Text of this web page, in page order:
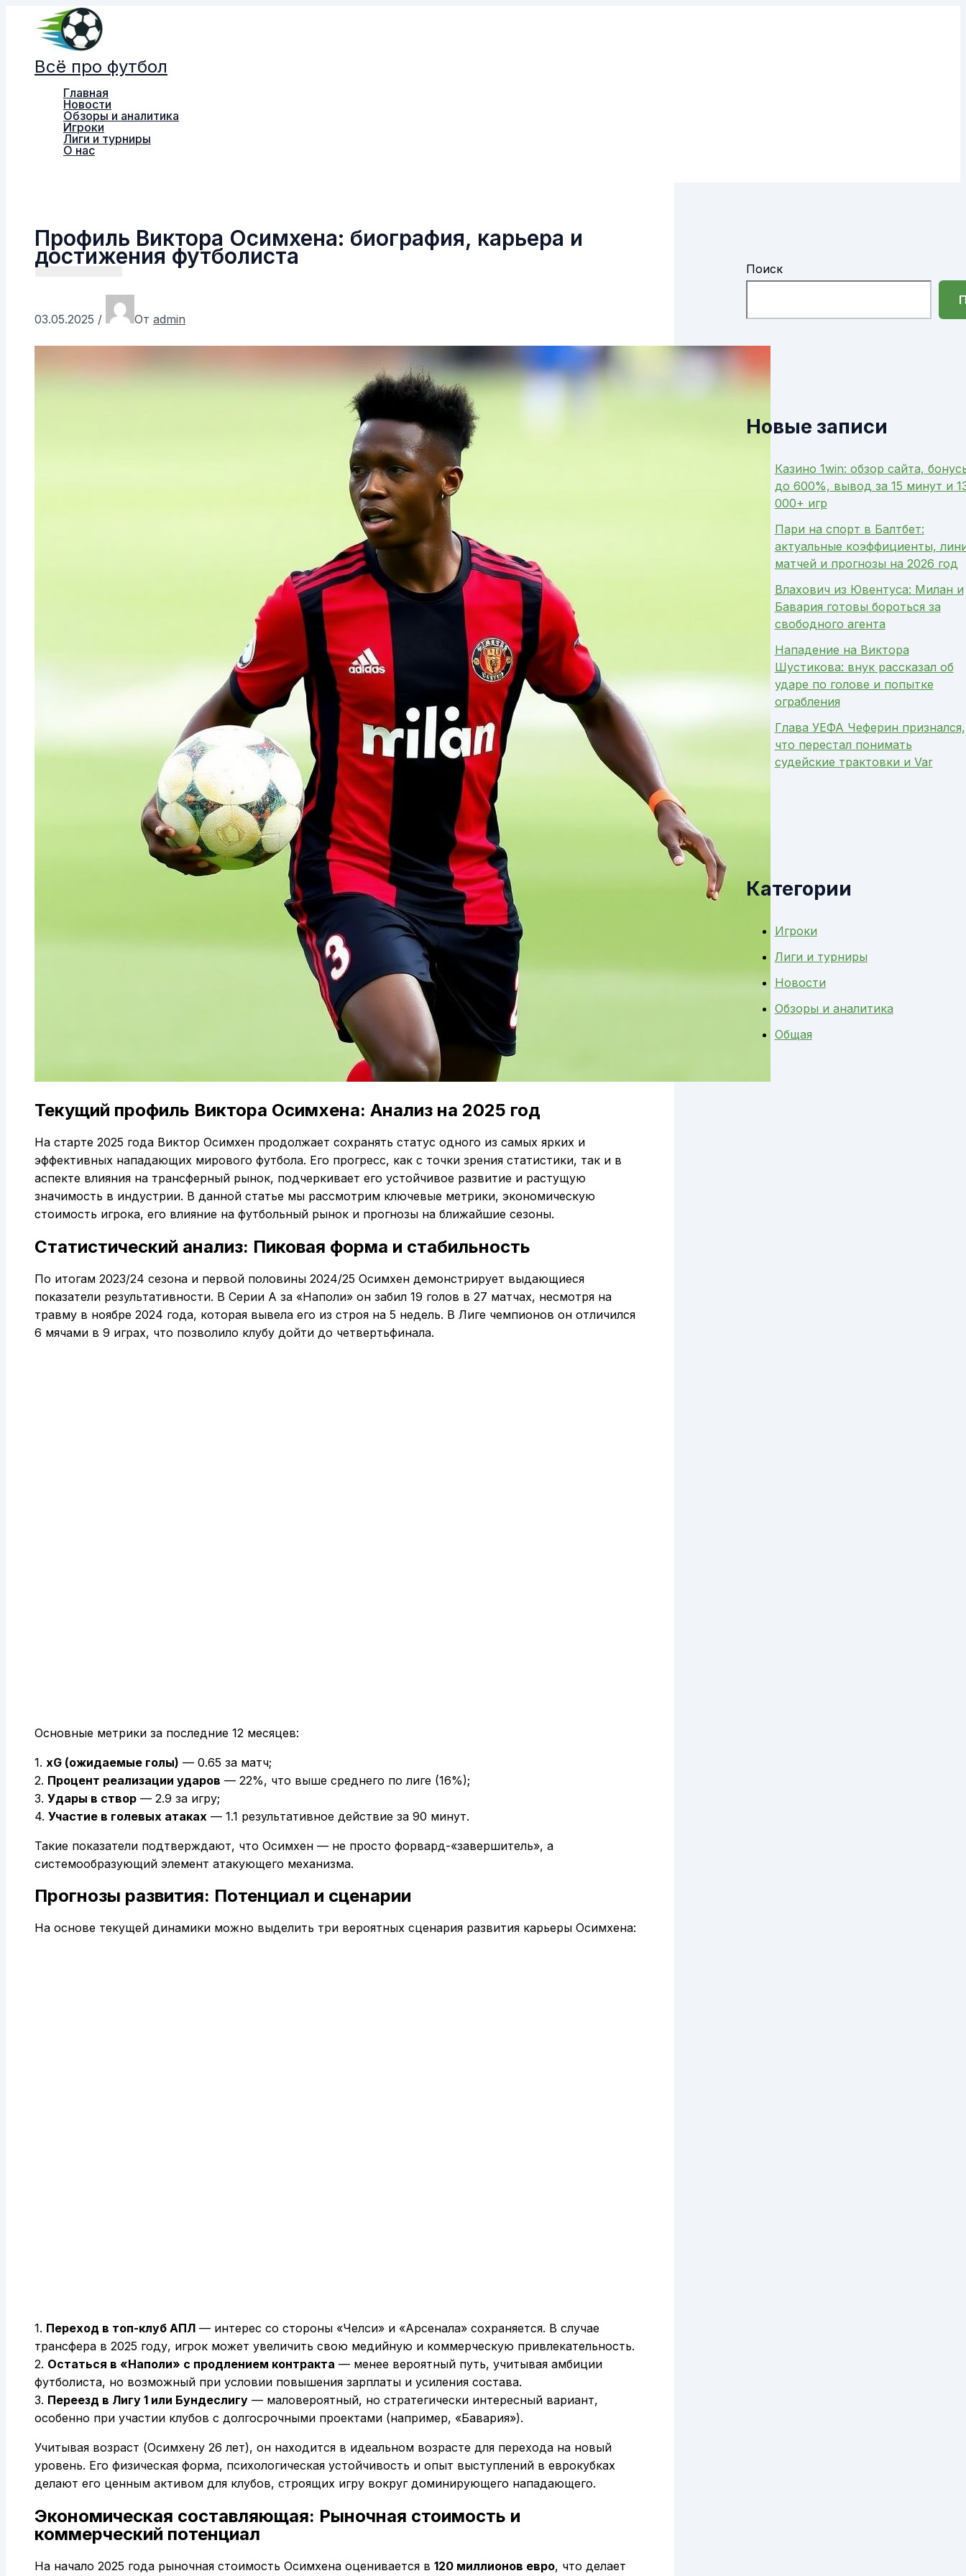
Перейти
содержимому
Всё про футбол
Главная
Новости
Обзоры и аналитика
Игроки
Лиги и турниры
О нас
Профиль Виктора Осимхена: биография, карьера и
достижения футболиста
03.05.2025 / От admin
Текущий профиль Виктора Осимхена: Анализ на 2025 год
На старте 2025 года Виктор Осимхен продолжает сохранять статус одного из самых ярких и
эффективных нападающих мирового футбола. Его прогресс, как с точки зрения статистики, так и в
аспекте влияния на трансферный рынок, подчеркивает его устойчивое развитие и растущую
значимость в индустрии. В данной статье мы рассмотрим ключевые метрики, экономическую
стоимость игрока, его влияние на футбольный рынок и прогнозы на ближайшие сезоны.
Статистический анализ: Пиковая форма и стабильность
По итогам 2023/24 сезона и первой половины 2024/25 Осимхен демонстрирует выдающиеся
показатели результативности. В Серии А за «Наполи» он забил 19 голов в 27 матчах, несмотря на
травму в ноябре 2024 года, которая вывела его из строя на 5 недель. В Лиге чемпионов он отличился
6 мячами в 9 играх, что позволило клубу дойти до четвертьфинала.
Основные метрики за последние 12 месяцев:
1. xG (ожидаемые голы) — 0.65 за матч;
2. Процент реализации ударов — 22%, что выше среднего по лиге (16%);
3. Удары в створ — 2.9 за игру;
4. Участие в голевых атаках — 1.1 результативное действие за 90 минут.
Такие показатели подтверждают, что Осимхен — не просто форвард-«завершитель», а
системообразующий элемент атакующего механизма.
Прогнозы развития: Потенциал и сценарии
На основе текущей динамики можно выделить три вероятных сценария развития карьеры Осимхена:
1. Переход в топ-клуб АПЛ — интерес со стороны «Челси» и «Арсенала» сохраняется. В случае
трансфера в 2025 году, игрок может увеличить свою медийную и коммерческую привлекательность.
2. Остаться в «Наполи» с продлением контракта — менее вероятный путь, учитывая амбиции
футболиста, но возможный при условии повышения зарплаты и усиления состава.
3. Переезд в Лигу 1 или Бундеслигу — маловероятный, но стратегически интересный вариант,
особенно при участии клубов с долгосрочными проектами (например, «Бавария»).
Учитывая возраст (Осимхену 26 лет), он находится в идеальном возрасте для перехода на новый
уровень. Его физическая форма, психологическая устойчивость и опыт выступлений в еврокубках
делают его ценным активом для клубов, строящих игру вокруг доминирующего нападающего.
Экономическая составляющая: Рыночная стоимость и
коммерческий потенциал
На начало 2025 года рыночная стоимость Осимхена оценивается в 120 миллионов евро, что делает
Поиск
Новые записи
Казино 1win: обзор сайта,
до 600%, вывод за 15 минут и
000+ игр
Пари на спорт в Балтбет:
актуальные коэффициенты,
матчей и прогнозы на 2026 год
Влахович из Ювентуса: Милан и
Бавария готовы бороться за
свободного агента
Нападение на Виктора
Шустикова: внук рассказал об
ударе по голове и попытке
ограбления
Глава УЕФА Чеферин признался,
что перестал понимать
судейские трактовки и Var
Категории
Игроки
Лиги и турниры
Новости
Обзоры и аналитика
Общая